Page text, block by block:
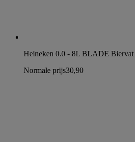
Heineken 0.0 - 8L BLADE Biervat
Normale prijs30,90